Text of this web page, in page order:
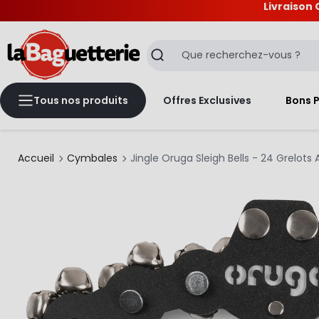
Livraison
Recherche
Tous nos produits Offres Exclusives Bons
Accueil Cymbales Jingle Oruga Sleigh Bells - 24 Grelots